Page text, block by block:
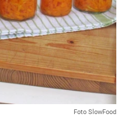
Foto SlowFood